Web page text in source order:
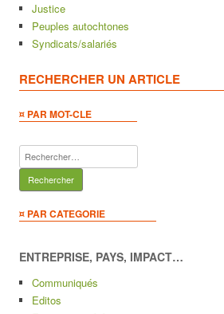
Justice
Peuples autochtones
Syndicats/salariés
RECHERCHER UN ARTICLE
¤ PAR MOT-CLE
Rechercher :
¤ PAR CATEGORIE
ENTREPRISE, PAYS, IMPACT…
Communiqués
Editos